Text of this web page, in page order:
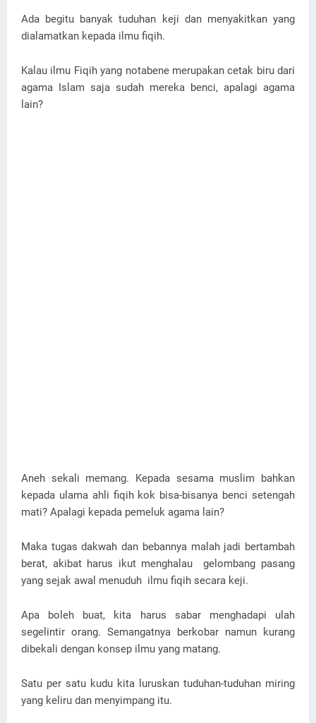
Ada begitu banyak tuduhan keji dan menyakitkan yang
dialamatkan kepada ilmu fiqih.
Kalau ilmu Fiqih yang notabene merupakan cetak biru dari
agama Islam saja sudah mereka benci, apalagi agama
lain?
Aneh sekali memang. Kepada sesama muslim bahkan
kepada ulama ahli fiqih kok bisa-bisanya benci setengah
mati? Apalagi kepada pemeluk agama lain?
Maka tugas dakwah dan bebannya malah jadi bertambah
berat, akibat harus ikut menghalau gelombang pasang
yang sejak awal menuduh ilmu fiqih secara keji.
Apa boleh buat, kita harus sabar menghadapi ulah
segelintir orang. Semangatnya berkobar namun kurang
dibekali dengan konsep ilmu yang matang.
Satu per satu kudu kita luruskan tuduhan-tuduhan miring
yang keliru dan menyimpang itu.